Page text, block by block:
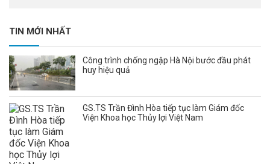
TIN MỚI NHẤT
Công trình chống ngập Hà Nội bước đầu phát
huy hiệu quả
GS.TS Trần Đình Hòa tiếp tục làm Giám đốc
Viện Khoa học Thủy lợi Việt Nam